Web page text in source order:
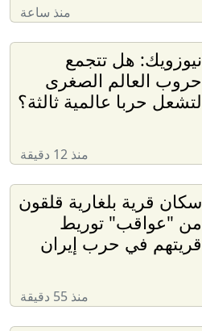
منذ ساعة
نيوزويك: هل تتجمع
حروب العالم الصغرى
لتشعل حربا عالمية ثالثة؟
منذ 12 دقيقة
سكان قرية بلغارية قلقون
من "عواقب" توريط
قريتهم في حرب إيران
منذ 55 دقيقة